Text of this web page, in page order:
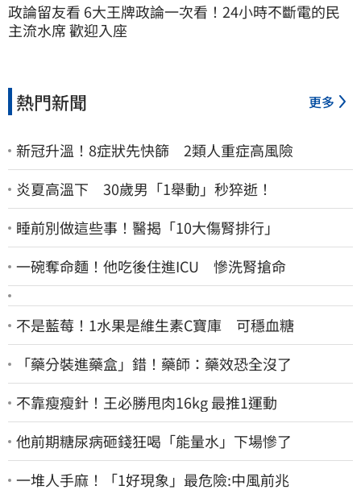
政論留友看 6大王牌政論一次看！24小時不斷電的民
主流水席 歡迎入座
熱門新聞 更多
新冠升溫！8症狀先快篩 2類人重症高風險
炎夏高溫下 30歲男「1舉動」秒猝逝！
睡前別做這些事！醫揭「10大傷腎排行」
一碗奪命麵！他吃後住進ICU 慘洗腎搶命
不是藍莓！1水果是維生素C寶庫 可穩血糖
「藥分裝進藥盒」錯！藥師：藥效恐全沒了
不靠瘦瘦針！王必勝甩肉16kg 最推1運動
他前期糖尿病砸錢狂喝「能量水」下場慘了
一堆人手麻！「1好現象」最危險:中風前兆